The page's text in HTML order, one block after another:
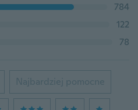
784
122
78
Najbardziej pomocne